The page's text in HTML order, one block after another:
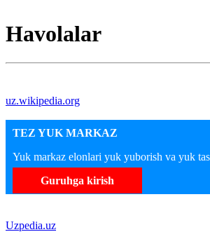
Havolalar
uz.wikipedia.org
TEZ YUK MARKAZ
Yuk markaz elonlari yuk yuborish va yuk
Guruhga kirish
Uzpedia.uz